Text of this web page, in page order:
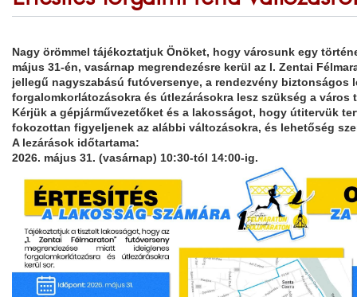
Nagy örömmel tájékoztatjuk Önöket, hogy városunk egy
május 31-én, vasárnap megrendezésre kerül az I. Zentai
jellegű nagyszabású futóversenye, a rendezvény biztonságos
forgalomkorlátozásokra és útlezárásokra lesz szükség a város
Kérjük a gépjárművezetőket és a lakosságot, hogy útitervük
fokozottan figyeljenek az alábbi változásokra, és lehetőség
A lezárások időtartama:
2026. május 31. (vasárnap) 10:30-tól 14:00-ig.